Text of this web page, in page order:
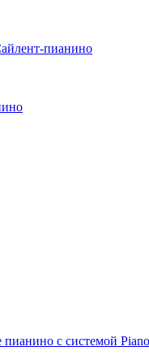
пианино
пианино с системой